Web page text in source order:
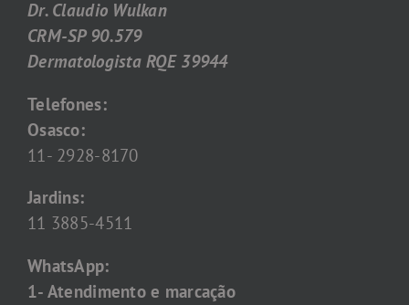
Dr. Claudio Wulkan
CRM-SP 90.579
Dermatologista RQE 39944
Telefones:
Osasco:
11- 2928-8170
Jardins:
11 3885-4511
WhatsApp:
1- Atendimento e marcação